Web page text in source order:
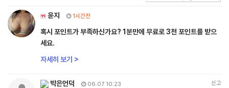
윤지 1시간전
혹시 포인트가 부족하신가요? 1분만에 무료로 3천 포인트를 받으
세요.
자세히 보기 >
박은언덕 06.07 10:23 신고